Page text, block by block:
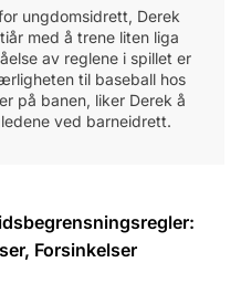
ungdomsidrett, Derek
med å trene liten liga
av reglene i spillet er
til baseball hos
på banen, liker Derek å
ved barneidrett.
Forsinkelser